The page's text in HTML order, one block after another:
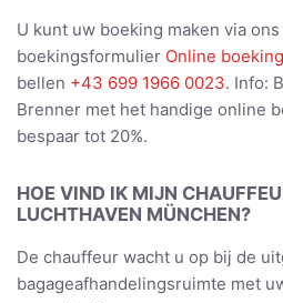
U kunt uw boeking maken via
boekingsformulier Online
bellen +43 699 1966 0023. Info:
Brenner met het handige online
bespaar tot 20%.
HOE VIND IK MIJN
LUCHTHAVEN MÜNCHEN?
De chauffeur wacht u op bij de
bagageafhandelingsruimte met